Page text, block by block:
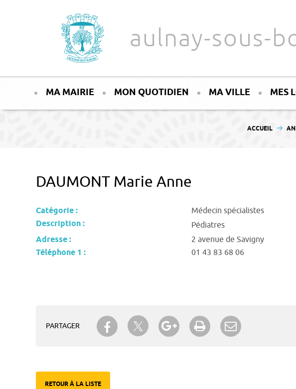
aulnay-sous-
MA MAIRIE MON QUOTIDIEN MA VILLE MES
VOUS ÊTES ICI :
ACCUEIL
DAUMONT Marie Anne
Catégorie : Médecin spécialistes
Description : Pédiatres
Adresse : 2 avenue de Savigny
Téléphone 1 : 01 43 83 68 06
PARTAGER
Partager sur Facebook
Partager sur TwitterPartager sur Google+
Imprimer
RETOUR À LA LISTE